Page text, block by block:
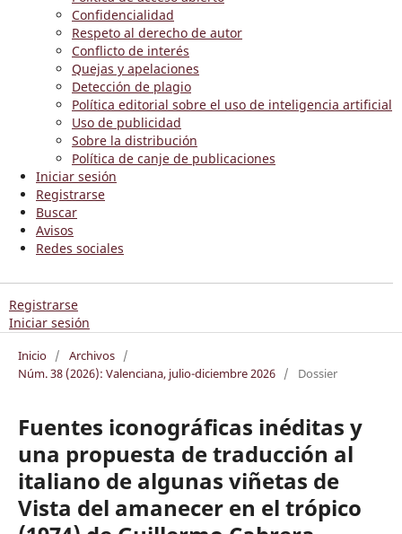
Confidencialidad
Respeto al derecho de autor
Conflicto de interés
Quejas y apelaciones
Detección de plagio
Política editorial sobre el uso de inteligencia artificial
Uso de publicidad
Sobre la distribución
Política de canje de publicaciones
Iniciar sesión
Registrarse
Buscar
Avisos
Redes sociales
Registrarse
Iniciar sesión
Inicio / Archivos /
Núm. 38 (2026): Valenciana, julio-diciembre 2026 / Dossier
Fuentes iconográficas inéditas y
una propuesta de traducción al
italiano de algunas viñetas de
Vista del amanecer en el trópico